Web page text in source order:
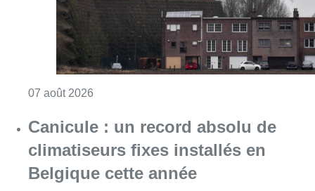
07 août 2026
Canicule : un record absolu de
climatiseurs fixes installés en
Belgique cette année